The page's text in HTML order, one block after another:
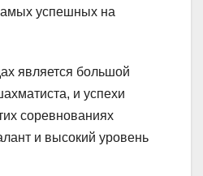
успешных на
является большой
и успехи
соревнованиях
и высокий уровень